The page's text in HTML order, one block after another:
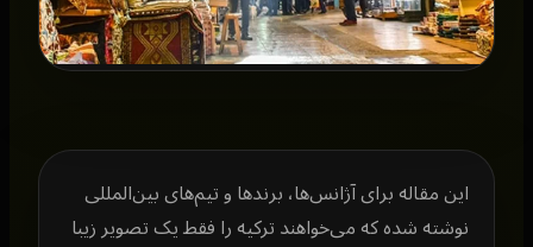
این مقاله برای آژانس‌ها، برندها و تیم‌های بین‌المللی
نوشته شده که می‌خواهند ترکیه را فقط یک تصویر زیبا